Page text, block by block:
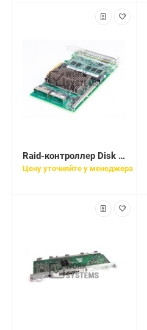
Raid-контроллер Disk Array HP PS4040 [326905-001]
Цену уточняйте у менеджера